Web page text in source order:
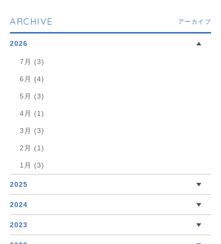
ARCHIVE アーカイブ
2026
7月 (3)
6月 (4)
5月 (3)
4月 (1)
3月 (3)
2月 (1)
1月 (3)
2025
2024
2023